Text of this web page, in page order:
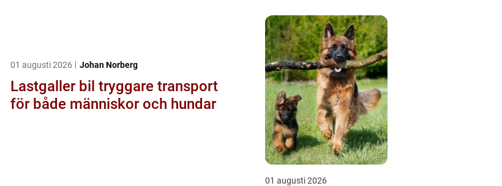
01 augusti 2026 Johan Norberg
Lastgaller bil tryggare transport
för både människor och hundar
01 augusti 2026